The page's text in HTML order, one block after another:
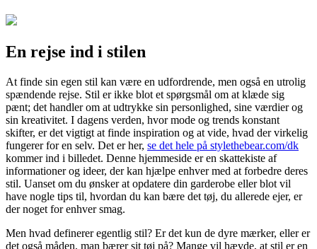
En rejse ind i stilen
At finde sin egen stil kan være en udfordrende, men også en utrolig
spændende rejse. Stil er ikke blot et spørgsmål om at klæde sig
pænt; det handler om at udtrykke sin personlighed, sine værdier og
sin kreativitet. I dagens verden, hvor mode og trends konstant
skifter, er det vigtigt at finde inspiration og at vide, hvad der virkelig
fungerer for en selv. Det er her, se det hele på stylethebear.com/dk
kommer ind i billedet. Denne hjemmeside er en skattekiste af
informationer og ideer, der kan hjælpe enhver med at forbedre deres
stil. Uanset om du ønsker at opdatere din garderobe eller blot vil
have nogle tips til, hvordan du kan bære det tøj, du allerede ejer, er
der noget for enhver smag.
Men hvad definerer egentlig stil? Er det kun de dyre mærker, eller er
det også måden, man bærer sit tøj på? Mange vil hævde, at stil er en